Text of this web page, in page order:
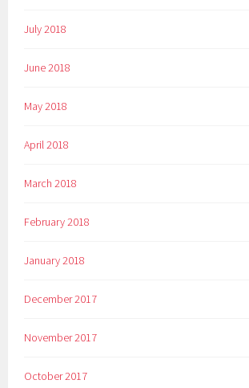
July 2018
June 2018
May 2018
April 2018
March 2018
February 2018
January 2018
December 2017
November 2017
October 2017